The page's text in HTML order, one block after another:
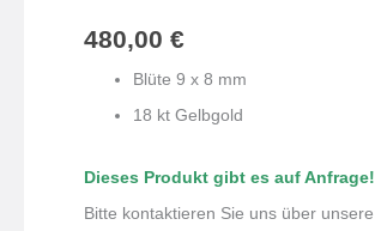
480,00 €
Blüte 9 x 8 mm
18 kt Gelbgold
Dieses Produkt gibt es auf Anfrage!
Bitte kontaktieren Sie uns über unsere